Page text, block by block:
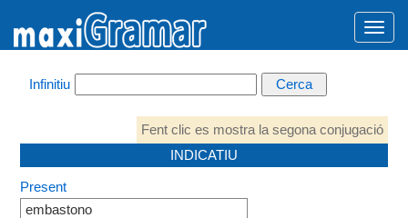
Infinitiu
Fent clic es mostra la segona conjugació
INDICATIU
Present
embastono